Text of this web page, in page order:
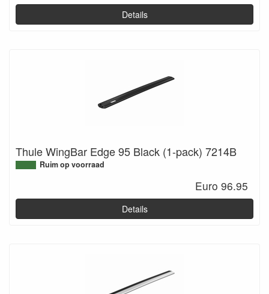
Details
Thule WingBar Edge 95 Black (1-pack) 7214B
Ruim op voorraad
Euro 96.95
Details